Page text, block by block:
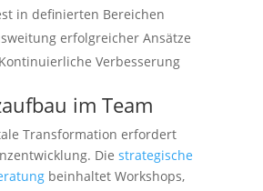
in definierten Bereichen
erfolgreicher Ansätze
Kontinuierliche Verbesserung
im Team
Transformation erfordert
Die strategische
beinhaltet Workshops,